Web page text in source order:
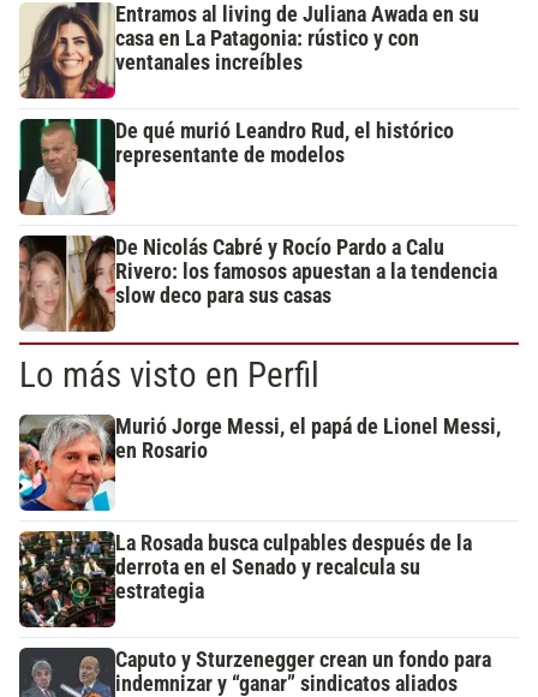
Entramos al living de Juliana Awada en su
casa en La Patagonia: rústico y con
ventanales increíbles
De qué murió Leandro Rud, el histórico
representante de modelos
De Nicolás Cabré y Rocío Pardo a Calu
Rivero: los famosos apuestan a la tendencia
slow deco para sus casas
Lo más visto en Perfil
Murió Jorge Messi, el papá de Lionel Messi,
en Rosario
La Rosada busca culpables después de la
derrota en el Senado y recalcula su
estrategia
Caputo y Sturzenegger crean un fondo para
indemnizar y “ganar” sindicatos aliados